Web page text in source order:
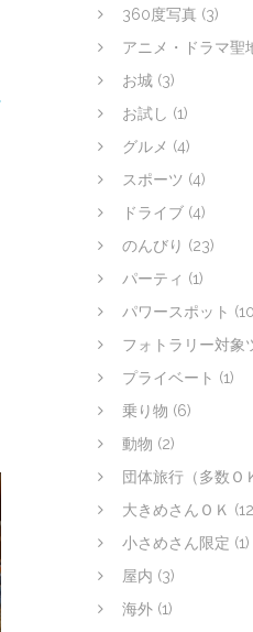
360度写真 (3)
アニメ・ドラマ聖
お城 (3)
お試し (1)
グルメ (4)
スポーツ (4)
ドライブ (4)
のんびり (23)
パーティ (1)
パワースポット
フォトラリー対象
プライベート (1)
乗り物 (6)
動物 (2)
団体旅行（多数Ｏ
大きめさんＯＫ
小さめさん限定 (1)
屋内 (3)
海外 (1)